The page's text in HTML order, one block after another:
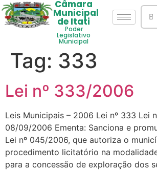
Câmara
Municipal
de Itati
Poder
Legislativo
Municipal
Tag: 333
Lei nº 333/2006
Leis Municipais – 2006 Lei nº 333 Lei
08/09/2006 Ementa: Sanciona e
Lei nº 045/2006, que autoriza o
procedimento licitatório na
para a concessão de exploração dos